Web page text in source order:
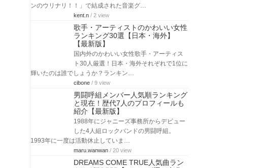
ンのウリナリ！！」で結成された音楽グ…
kent.n / 2 view
歌手・アーティストのかわいい女性
ランキング30選【日本・海外】
【最新版】
国内外のかわいい女性歌手・アーティス
ト30人厳選！日本・海外それぞれで1位に
輝いたのは誰でしょうか？ランキン…
cibone / 9 view
男闘呼組メンバー人気順ランキング
と現在！歴代7人のプロフィールも
紹介【最新版】
1988年にジャニーズ事務所からデビュー
した4人組ロックバンドの男闘呼組。
1993年に一度は活動休止していま…
maru.wanwan / 20 view
DREAMS COME TRUE人気曲ラン